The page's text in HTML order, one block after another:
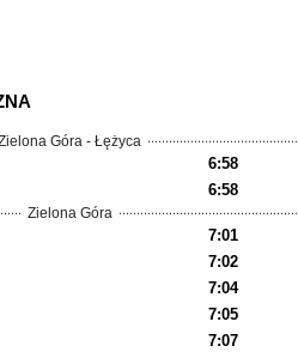
Góra - Łężyca
6:58
6:58
Zielona Góra
7:01
7:02
7:04
7:05
7:07